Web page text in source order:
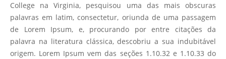
College na Virginia, pesquisou uma das mais obscuras
palavras em latim, consectetur, oriunda de uma passagem
de Lorem Ipsum, e, procurando por entre citações da
palavra na literatura clássica, descobriu a sua indubitável
origem. Lorem Ipsum vem das seções 1.10.32 e 1.10.33 do